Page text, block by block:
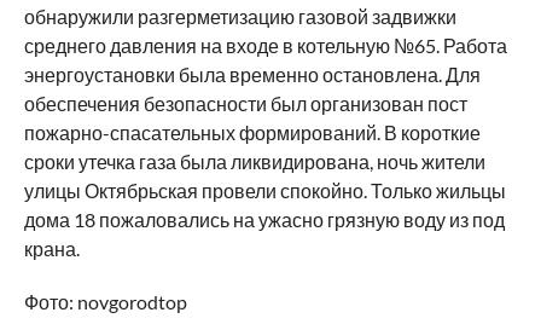
обнаружили разгерметизацию газовой задвижки
среднего давления на входе в котельную №65. Работа
энергоустановки была временно остановлена. Для
обеспечения безопасности был организован пост
пожарно-спасательных формирований. В короткие
сроки утечка газа была ликвидирована, ночь жители
улицы Октябрьская провели спокойно. Только жильцы
дома 18 пожаловались на ужасно грязную воду из под
крана.
Фото: novgorodtop